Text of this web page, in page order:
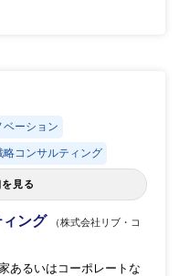
ベーション
コンサルティング
見る
ィング
（株式会社リブ・コ
あるいはコーポレートな